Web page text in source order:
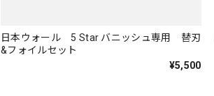
日本ウォール 5 Star バニッシュ専用 替刃
&フォイルセット
¥5,500